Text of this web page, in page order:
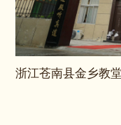
浙江苍南县金乡教